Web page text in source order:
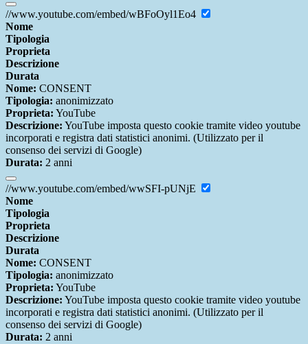
//www.youtube.com/embed/wBFoOyl1Eo4
Nome
Tipologia
Proprieta
Descrizione
Durata
Nome: CONSENT
Tipologia: anonimizzato
Proprieta: YouTube
Descrizione: YouTube imposta questo cookie tramite video youtube
incorporati e registra dati statistici anonimi. (Utilizzato per il
consenso dei servizi di Google)
Durata: 2 anni
//www.youtube.com/embed/wwSFI-pUNjE
Nome
Tipologia
Proprieta
Descrizione
Durata
Nome: CONSENT
Tipologia: anonimizzato
Proprieta: YouTube
Descrizione: YouTube imposta questo cookie tramite video youtube
incorporati e registra dati statistici anonimi. (Utilizzato per il
consenso dei servizi di Google)
Durata: 2 anni